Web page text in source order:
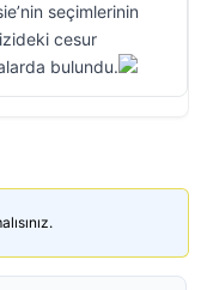
seçimlerinin
cesur
bulundu.